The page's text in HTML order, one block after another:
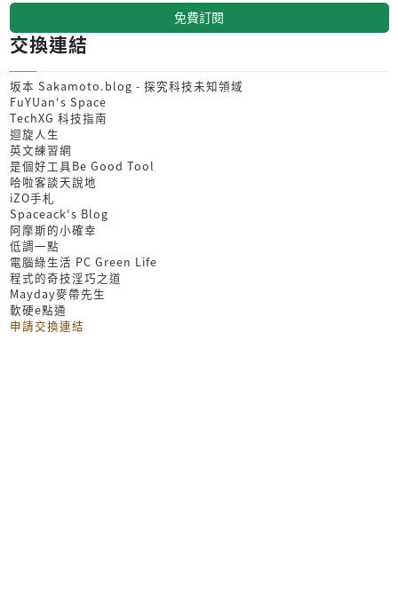
免費訂閱
交換連結
坂本 Sakamoto.blog - 探究科技未知領域
FuYUan's Space
TechXG 科技指南
迴旋人生
英文練習網
是個好工具Be Good Tool
哈啦客談天說地
iZO手札
Spaceack's Blog
阿摩斯的小確幸
低調一點
電腦綠生活 PC Green Life
程式的奇技淫巧之道
Mayday麥帶先生
軟硬e點通
申請交換連結